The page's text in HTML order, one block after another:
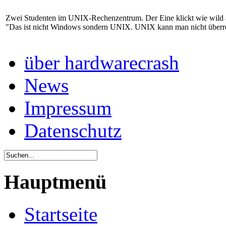
Zwei Studenten im UNIX-Rechenzentrum. Der Eine klickt wie
"Das ist nicht Windows sondern UNIX. UNIX kann man nicht
über hardwarecrash
News
Impressum
Datenschutz
Hauptmenü
Startseite